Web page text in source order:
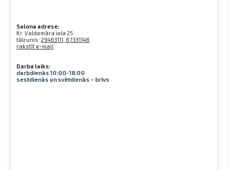
Salona adrese:
Kr. Valdemāra iela 25
tālrunis:29463111, 67331148
rakstīt e-mail
Darba laiks:
darbdienās 10:00-18:00
sestdienās un svētdienās – brīvs